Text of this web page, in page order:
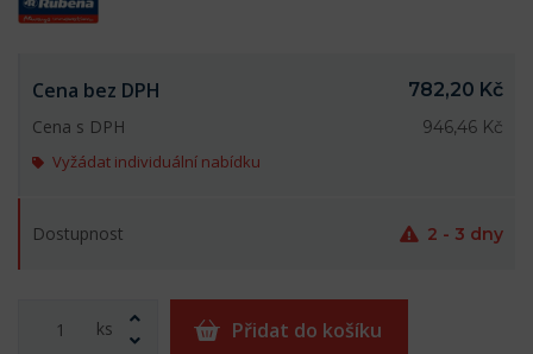
Cena bez DPH
782,20 Kč
Cena s DPH
946,46 Kč
Vyžádat individuální nabídku
Dostupnost 2 - 3 dny
ks Přidat do košíku